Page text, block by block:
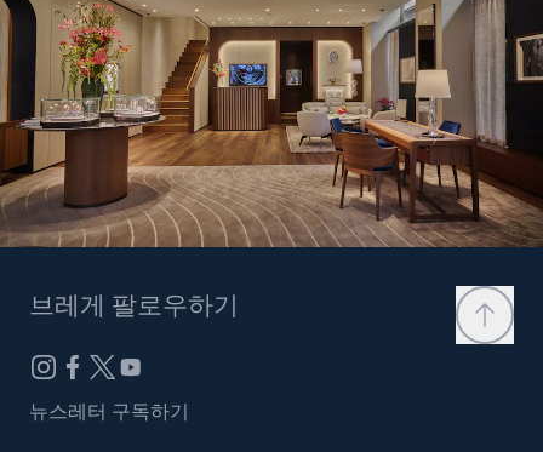
브레게 팔로우하기
뉴스레터 구독하기